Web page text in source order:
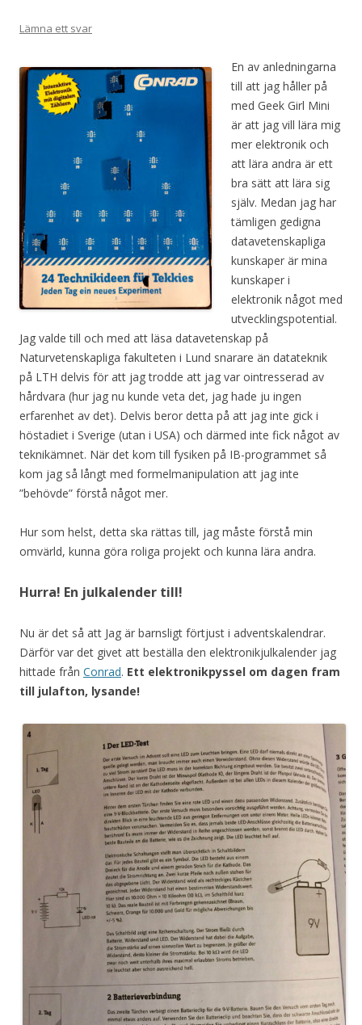
Lämna ett svar
En av anledningarna
till att jag håller på
med Geek Girl Mini
är att jag vill lära mig
mer elektronik och
att lära andra är ett
bra sätt att lära sig
själv. Medan jag har
tämligen gedigna
datavetenskapliga
kunskaper är mina
kunskaper i
elektronik något med
utvecklingspotential.
Jag valde till och med att läsa datavetenskap på
Naturvetenskapliga fakulteten i Lund snarare än datateknik
på LTH delvis för att jag trodde att jag var ointresserad av
hårdvara (hur jag nu kunde veta det, jag hade ju ingen
erfarenhet av det). Delvis beror detta på att jag inte gick i
höstadiet i Sverige (utan i USA) och därmed inte fick något av
teknikämnet. När det kom till fysiken på IB-programmet så
kom jag så långt med formelmanipulation att jag inte
”behövde” förstå något mer.
Hur som helst, detta ska rättas till, jag måste förstå min
omvärld, kunna göra roliga projekt och kunna lära andra.
Hurra! En julkalender till!
Nu är det så att Jag är barnsligt förtjust i adventskalendrar.
Därför var det givet att beställa den elektronikjulkalender jag
hittade från Conrad. Ett elektronikpyssel om dagen fram
till julafton, lysande!